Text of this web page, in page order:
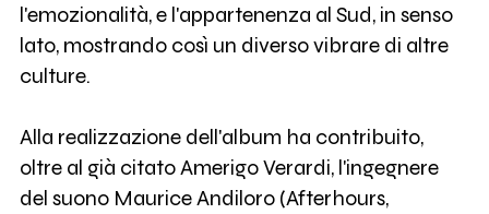
l'emozionalità, e l'appartenenza al Sud, in senso
lato, mostrando così un diverso vibrare di altre
culture.
Alla realizzazione dell'album ha contribuito,
oltre al già citato Amerigo Verardi, l'ingegnere
del suono Maurice Andiloro (Afterhours,